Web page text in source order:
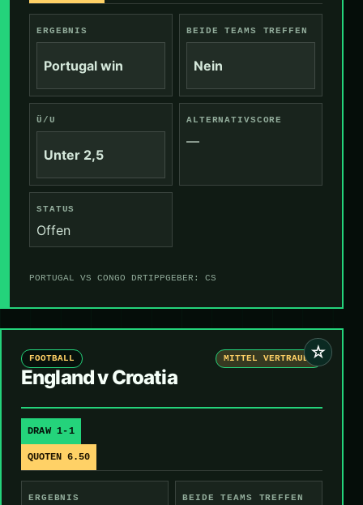
ERGEBNIS
Portugal win
BEIDE TEAMS TREFFEN
Nein
Ü/U
Unter 2,5
ALTERNATIVSCORE
—
STATUS
Offen
PORTUGAL VS CONGO DRTIPPGEBER: CS
☆
FOOTBALL MITTEL VERTRAUEN
England v Croatia
DRAW 1-1
QUOTEN 6.50
ERGEBNIS BEIDE TEAMS TREFFEN